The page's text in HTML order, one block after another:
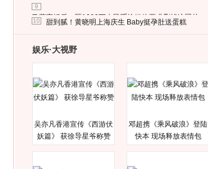
9
马蓉离婚后，砸1000万人民币给媒体要求删掉这照片
10 甜到腻！黄晓明上海庆生 Baby挺孕肚送蛋糕
娱乐·大视野
吴亦凡香港宣传《西游伏
妖篇》 获徐导星爷称赞
邓超携《乘风破浪》登陆
快本 现场释放表情包